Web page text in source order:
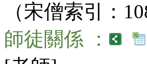
（宋僧索引：
師徒關係 ：